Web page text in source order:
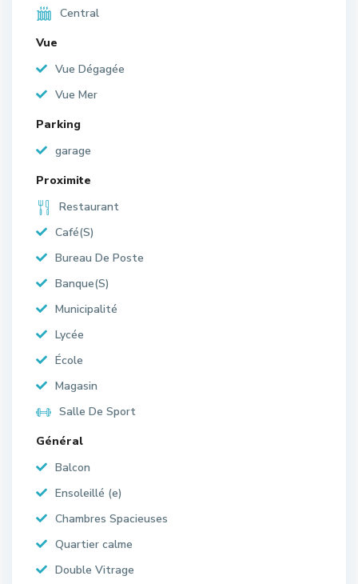
Central
Vue
Vue Dégagée
Vue Mer
Parking
garage
Proximite
Restaurant
Café(S)
Bureau De Poste
Banque(S)
Municipalité
Lycée
École
Magasin
Salle De Sport
Général
Balcon
Ensoleillé (e)
Chambres Spacieuses
Quartier calme
Double Vitrage